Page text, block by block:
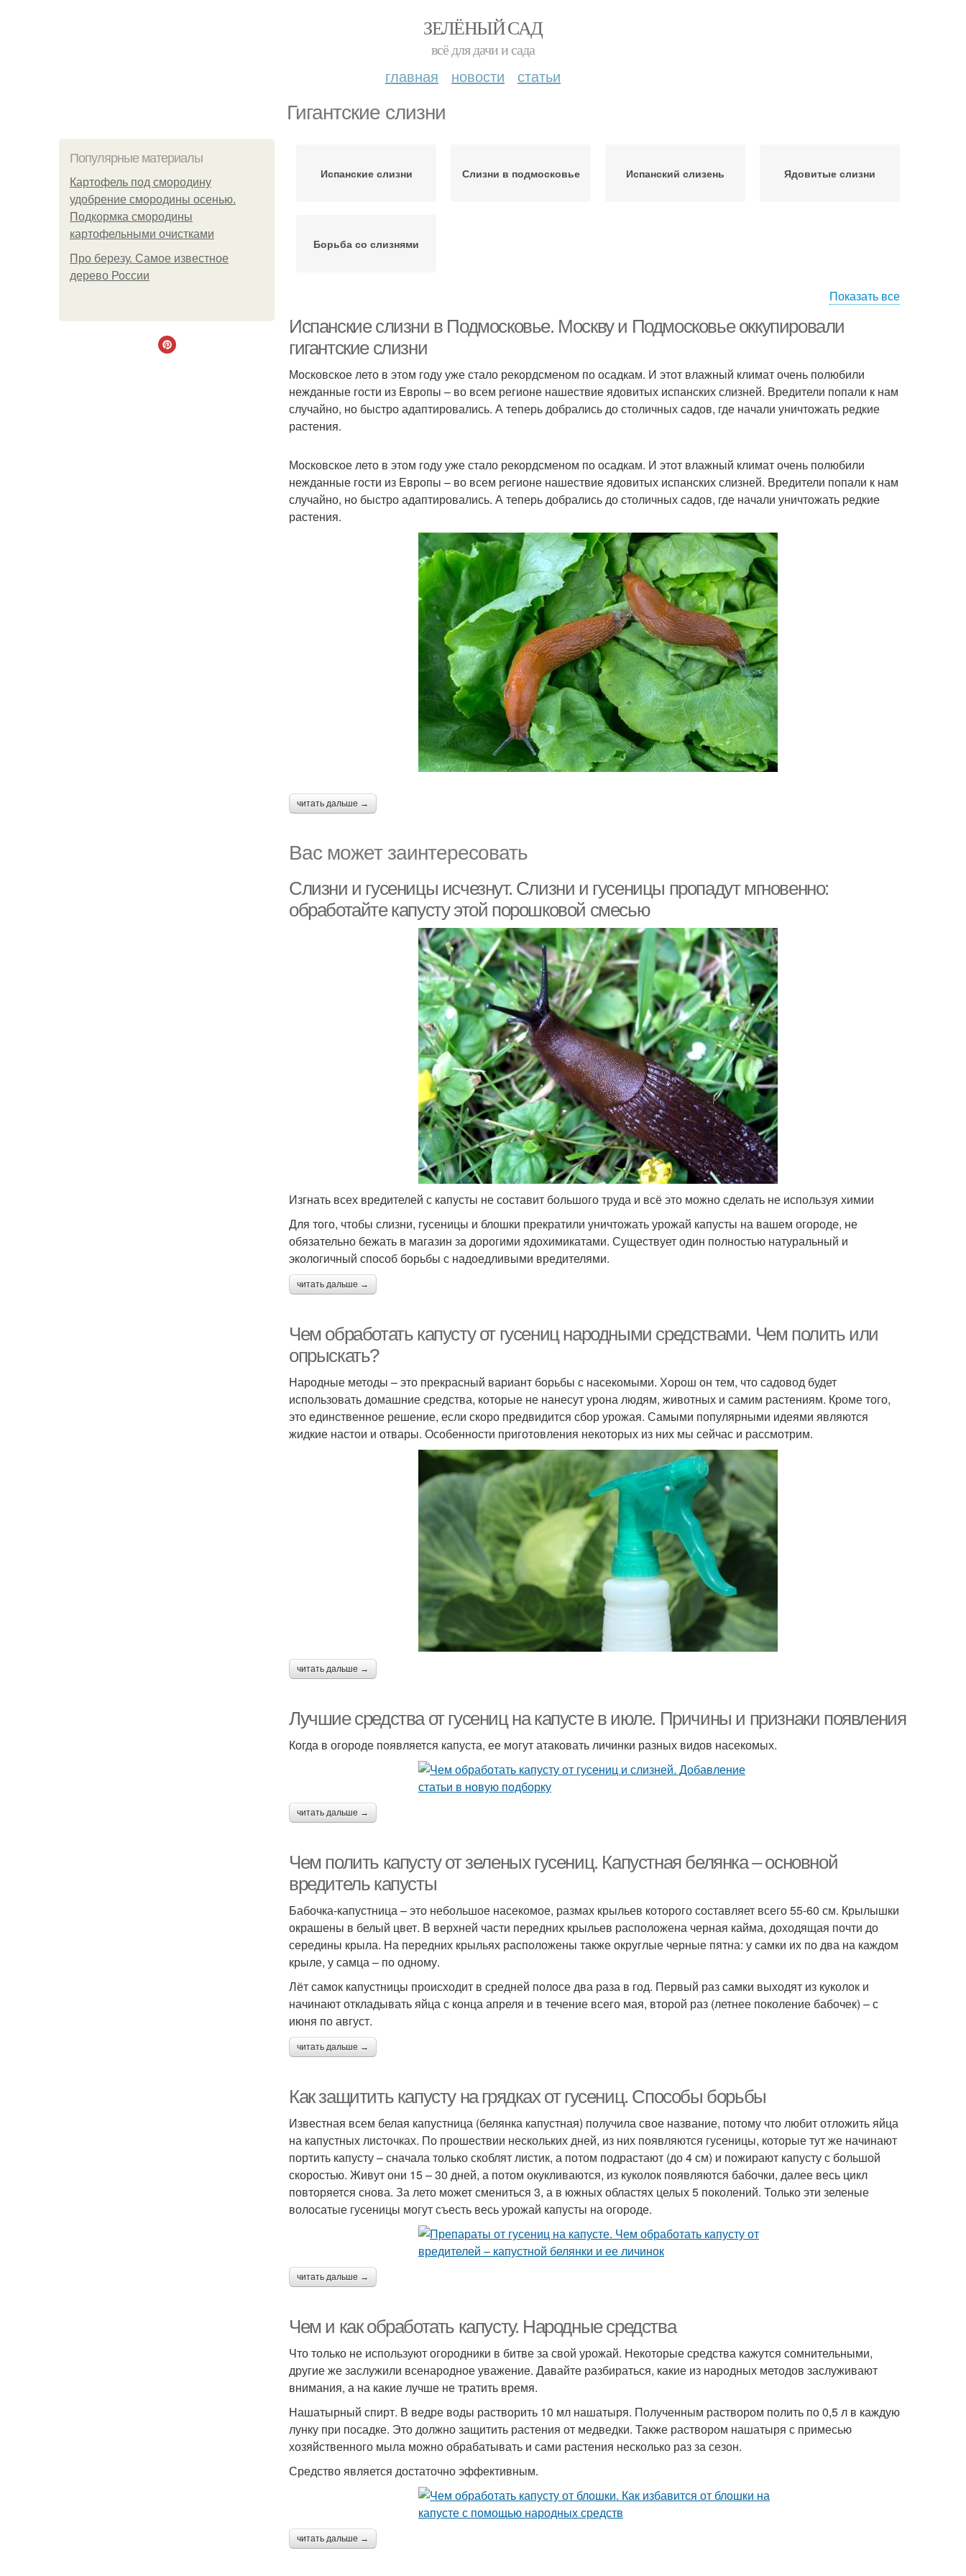
ЗЕЛЁНЫЙ САД
всё для дачи и сада
главная новости статьи
Гигантские слизни
Популярные материалы
Картофель под смородину
удобрение смородины осенью.
Подкормка смородины
картофельными очистками
Про березу. Самое известное
дерево России
Испанские слизни Слизни в подмосковье Испанский слизень Ядовитые слизни
Борьба со слизнями
Показать все
Испанские слизни в Подмосковье. Москву и Подмосковье оккупировали
гигантские слизни
Московское лето в этом году уже стало рекордсменом по осадкам. И этот влажный климат очень полюбили
нежданные гости из Европы – во всем регионе нашествие ядовитых испанских слизней. Вредители попали к нам
случайно, но быстро адаптировались. А теперь добрались до столичных садов, где начали уничтожать редкие
растения.
Московское лето в этом году уже стало рекордсменом по осадкам. И этот влажный климат очень полюбили
нежданные гости из Европы – во всем регионе нашествие ядовитых испанских слизней. Вредители попали к нам
случайно, но быстро адаптировались. А теперь добрались до столичных садов, где начали уничтожать редкие
растения.
читать дальше →
Вас может заинтересовать
Слизни и гусеницы исчезнут. Слизни и гусеницы пропадут мгновенно:
обработайте капусту этой порошковой смесью
Изгнать всех вредителей с капусты не составит большого труда и всё это можно сделать не используя химии
Для того, чтобы слизни, гусеницы и блошки прекратили уничтожать урожай капусты на вашем огороде, не
обязательно бежать в магазин за дорогими ядохимикатами. Существует один полностью натуральный и
экологичный способ борьбы с надоедливыми вредителями.
читать дальше →
Чем обработать капусту от гусениц народными средствами. Чем полить или
опрыскать?
Народные методы – это прекрасный вариант борьбы с насекомыми. Хорош он тем, что садовод будет
использовать домашние средства, которые не нанесут урона людям, животных и самим растениям. Кроме того,
это единственное решение, если скоро предвидится сбор урожая. Самыми популярными идеями являются
жидкие настои и отвары. Особенности приготовления некоторых из них мы сейчас и рассмотрим.
читать дальше →
Лучшие средства от гусениц на капусте в июле. Причины и признаки появления
Когда в огороде появляется капуста, ее могут атаковать личинки разных видов насекомых.
читать дальше →
Чем полить капусту от зеленых гусениц. Капустная белянка – основной
вредитель капусты
Бабочка-капустница – это небольшое насекомое, размах крыльев которого составляет всего 55-60 см. Крылышки
окрашены в белый цвет. В верхней части передних крыльев расположена черная кайма, доходящая почти до
середины крыла. На передних крыльях расположены также округлые черные пятна: у самки их по два на каждом
крыле, у самца – по одному.
Лёт самок капустницы происходит в средней полосе два раза в год. Первый раз самки выходят из куколок и
начинают откладывать яйца с конца апреля и в течение всего мая, второй раз (летнее поколение бабочек) – с
июня по август.
читать дальше →
Как защитить капусту на грядках от гусениц. Способы борьбы
Известная всем белая капустница (белянка капустная) получила свое название, потому что любит отложить яйца
на капустных листочках. По прошествии нескольких дней, из них появляются гусеницы, которые тут же начинают
портить капусту – сначала только скоблят листик, а потом подрастают (до 4 см) и пожирают капусту с большой
скоростью. Живут они 15 – 30 дней, а потом окукливаются, из куколок появляются бабочки, далее весь цикл
повторяется снова. За лето может смениться 3, а в южных областях целых 5 поколений. Только эти зеленые
волосатые гусеницы могут съесть весь урожай капусты на огороде.
читать дальше →
Чем и как обработать капусту. Народные средства
Что только не используют огородники в битве за свой урожай. Некоторые средства кажутся сомнительными,
другие же заслужили всенародное уважение. Давайте разбираться, какие из народных методов заслуживают
внимания, а на какие лучше не тратить время.
Нашатырный спирт. В ведре воды растворить 10 мл нашатыря. Полученным раствором полить по 0,5 л в каждую
лунку при посадке. Это должно защитить растения от медведки. Также раствором нашатыря с примесью
хозяйственного мыла можно обрабатывать и сами растения несколько раз за сезон.
Средство является достаточно эффективным.
читать дальше →